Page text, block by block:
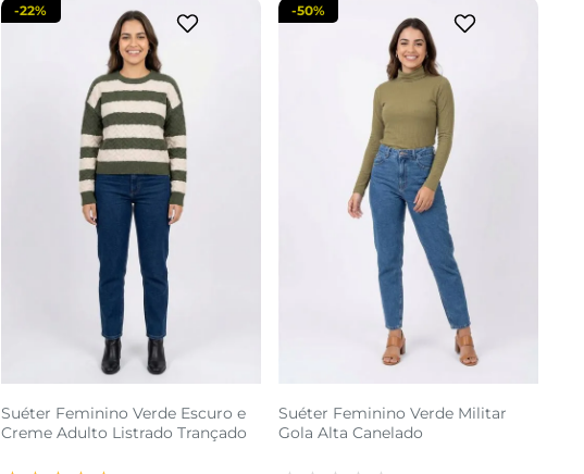
Suéter Feminino Verde Escuro e
Creme Adulto Listrado Trançado
-22%
Suéter Feminino Verde Militar
Gola Alta Canelado
-50%